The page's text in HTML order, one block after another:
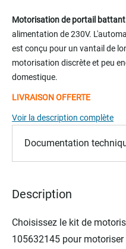
to
the
of
the
images
Motorisation de portail battant
alimentation de 230V.
est conçu pour un vantail de
motorisation discrète et peu
domestique.
LIVRAISON OFFERTE
Voir la description complète
Documentation
Description
Choisissez le kit de
105632145 pour